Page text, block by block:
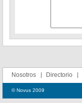
Nosotros Directorio
© Novus 2009